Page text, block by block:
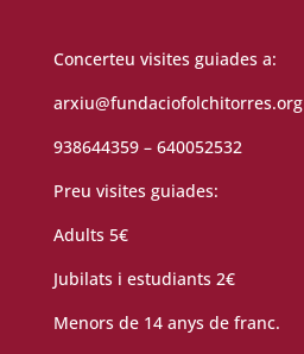
Concerteu visites guiades a:
arxiu@fundaciofolchitorres.org
938644359 – 640052532
Preu visites guiades:
Adults 5€
Jubilats i estudiants 2€
Menors de 14 anys de franc.